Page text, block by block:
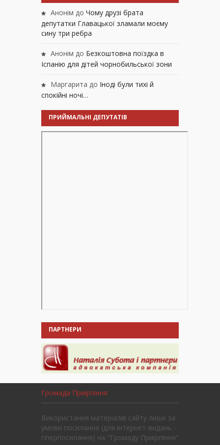
Анонім до Чому друзі брата
депутатки Главацької зламали моєму
сину три ребра
Анонім до Безкоштовна поїздка в
Іспанію для дітей чорнобильської зони
Маргарита до Іноді були тихі й
спокійні ночі…
ПРИЙМАЛЬНІ ДЕПУТАТІВ
ПАРТНЕРИ
Громада Приірпіння
Використання матеріалів сайту лише за
умови посилання (для інтернет-видань -
гіперпосилання) на "Громаду Приірпіння"